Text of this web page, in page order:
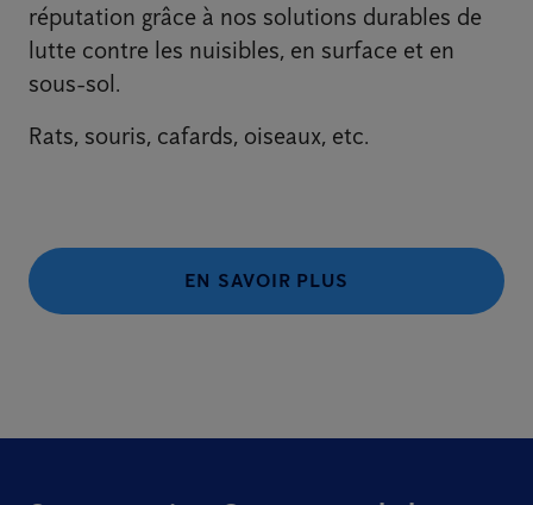
réputation grâce à nos solutions durables de
lutte contre les nuisibles, en surface et en
sous-sol.
Rats, souris, cafards, oiseaux, etc.
EN SAVOIR PLUS